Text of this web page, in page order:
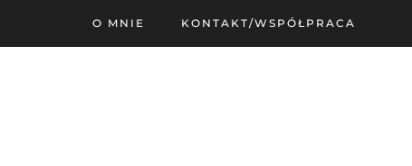
O MNIE KONTAKT/WSPÓŁPRACA